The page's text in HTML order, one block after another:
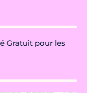
Gratuit pour les